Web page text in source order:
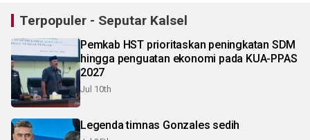
Terpopuler - Seputar Kalsel
Pemkab HST prioritaskan peningkatan SDM
hingga penguatan ekonomi pada KUA-PPAS
2027
Jul 10th
Legenda timnas Gonzales sedih